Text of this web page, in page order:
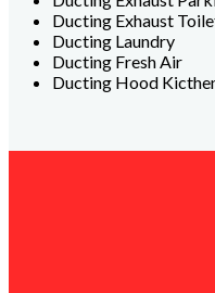
Ducting Exhaust
Ducting Laundry
Ducting Fresh Air
Ducting Hood